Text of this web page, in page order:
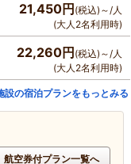
21,450円 (税込)～/人
(大人2名利用時)
22,260円 (税込)～/人
(大人2名利用時)
設の宿泊プランをもっとみる
航空券付プラン一覧へ